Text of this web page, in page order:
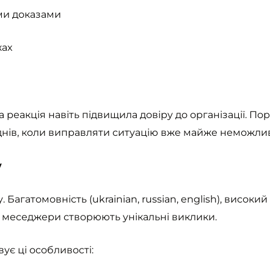
доказами
навіть підвищила довіру до організації.
днів, коли виправляти ситуацію вже майже
(ukrainian, russian, english), високий
створюють унікальні виклики.
ці особливості: